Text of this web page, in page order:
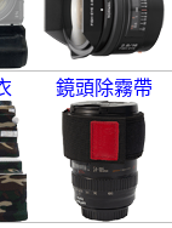
鏡頭除霧帶